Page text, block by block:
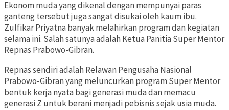
Ekonom muda yang dikenal dengan mempunyai paras
ganteng tersebut juga sangat disukai oleh kaum ibu.
Zulfikar Priyatna banyak melahirkan program dan kegiatan
selama ini. Salah satunya adalah Ketua Panitia Super Mentor
Repnas Prabowo-Gibran.
Repnas sendiri adalah Relawan Pengusaha Nasional
Prabowo-Gibran yang meluncurkan program Super Mentor
bentuk kerja nyata bagi generasi muda dan memacu
generasi Z untuk berani menjadi pebisnis sejak usia muda.